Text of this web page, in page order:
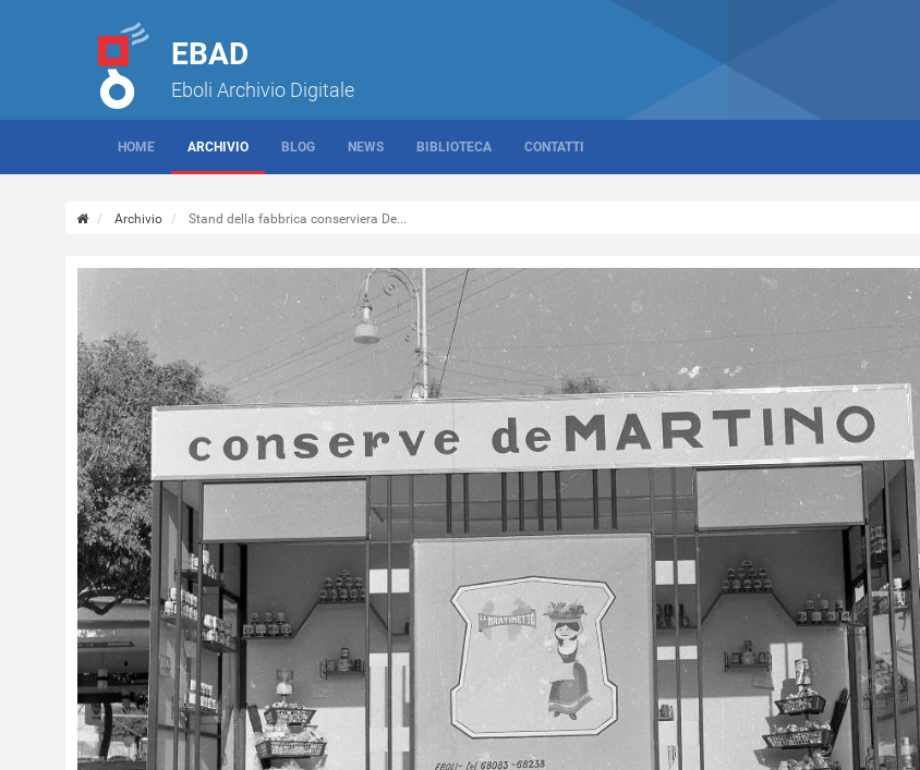
EBAD
Eboli Archivio Digitale
HOME ARCHIVIO BLOG NEWS BIBLIOTECA CONTATTI
Archivio Stand della fabbrica conserviera De...